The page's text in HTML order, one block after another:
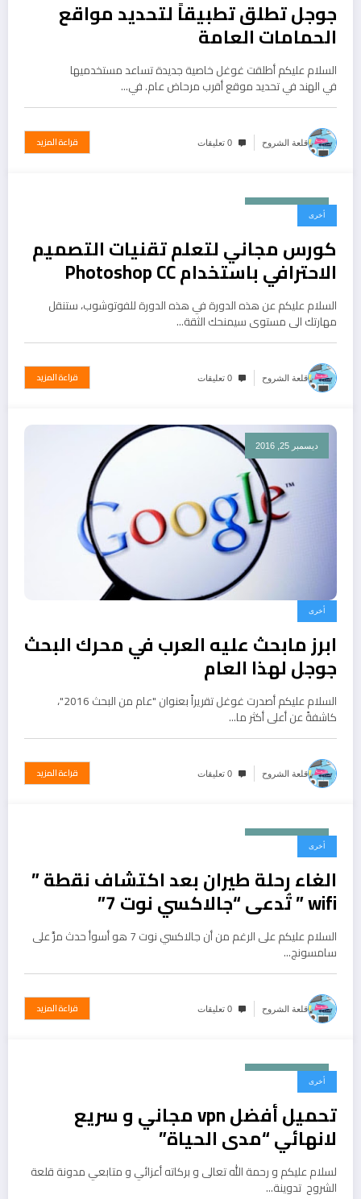
جوجل تطلق تطبيقاً لتحديد مواقع
الحمامات العامة
السلام عليكم أطلقت غوغل خاصية جديدة تساعد مستخدميها
في الهند في تحديد موقع أقرب مرحاض عام. في…
قلعة الشروح 0 تعليقات قراءة المزيد
أخرى
كورس مجاني لتعلم تقنيات التصميم
الاحترافي باستخدام Photoshop CC
السلام عليكم عن هذه الدورة في هذه الدورة للفوتوشوب، ستنقل
مهارتك الى مستوى سيمنحك الثقة…
قلعة الشروح 0 تعليقات قراءة المزيد
ديسمبر 25, 2016
أخرى
ابرز مابحث عليه العرب في محرك البحث
جوجل لهذا العام
السلام عليكم أصدرت غوغل تقريراً بعنوان "عام من البحث 2016"،
كاشفةً عن أعلى أكثر ما…
قلعة الشروح 0 تعليقات قراءة المزيد
أخرى
الغاء رحلة طيران بعد اكتشاف نقطة ”
wifi ” تُدعى “جالاكسي نوت 7”
السلام عليكم على الرغم من أن جالاكسي نوت 7 هو أسوأ حدث مرَّ على
سامسونج…
قلعة الشروح 0 تعليقات قراءة المزيد
أخرى
تحميل أفضل vpn مجاني و سريع
لانهائي “مدى الحياة”
لسلام عليكم و رحمة الله تعالى و بركاته أعزائي و متابعي مدونة قلعة
الشروح تدوينة…